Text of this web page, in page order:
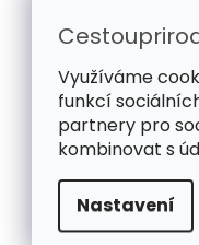
Využíváme
funkcí
partnery pro
kombinovat s
Nastavení